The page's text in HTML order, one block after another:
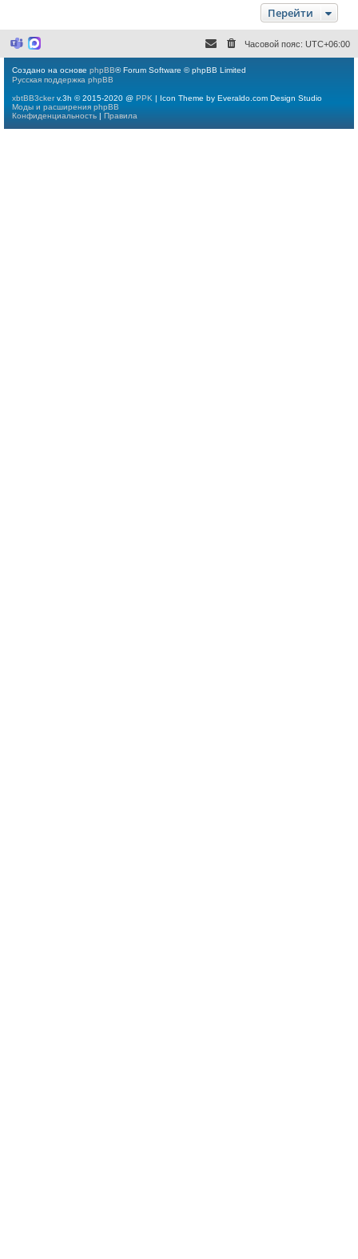
т
к
н
Перейти
M
r
o
o
f
t
M
Часовой пояс: UTC+06:00
Создано на основе phpBB® Forum Software © phpBB Limited
Русская поддержка phpBB
xbtBB3ckerv.3h © 2015-2020 @ PPK | Icon Theme by Everaldo.com Design Studio
Моды и расширения phpBB
Конфиденциальность | Правила